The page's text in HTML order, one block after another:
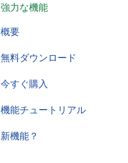
強力な機能
概要
無料ダウンロード
今すぐ購入
機能チュートリアル
新機能？